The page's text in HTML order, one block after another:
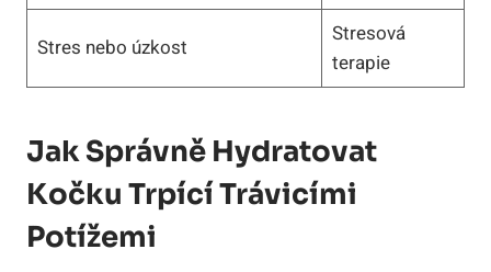
Stres nebo úzkost
Stresová
terapie
Jak ‌správně‌ Hydratovat
Kočku Trpící Trávicími⁤
Potížemi